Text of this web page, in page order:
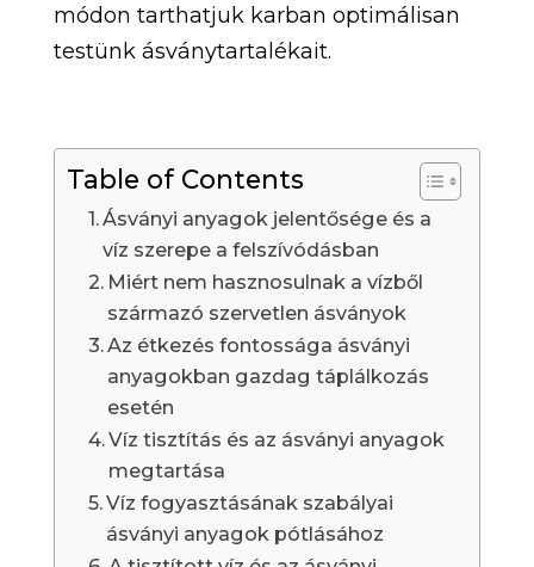
módon tarthatjuk karban optimálisan
testünk ásványtartalékait.
Table of Contents
Ásványi anyagok jelentősége és a
víz szerepe a felszívódásban
Miért nem hasznosulnak a vízből
származó szervetlen ásványok
Az étkezés fontossága ásványi
anyagokban gazdag táplálkozás
esetén
Víz tisztítás és az ásványi anyagok
megtartása
Víz fogyasztásának szabályai
ásványi anyagok pótlásához